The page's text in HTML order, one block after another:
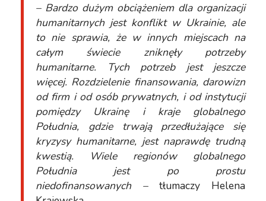
– Bardzo dużym obciążeniem dla organizacji
humanitarnych jest konflikt w Ukrainie, ale
to nie sprawia, że w innych miejscach na
całym świecie zniknęły potrzeby
humanitarne. Tych potrzeb jest jeszcze
więcej. Rozdzielenie finansowania, darowizn
od firm i od osób prywatnych, i od instytucji
pomiędzy Ukrainę i kraje globalnego
Południa, gdzie trwają przedłużające się
kryzysy humanitarne, jest naprawdę trudną
kwestią. Wiele regionów globalnego
Południa jest po prostu
niedofinansowanych –tłumaczy Helena